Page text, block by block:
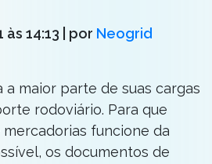
14:13 | por Neogrid
a maior parte de suas cargas
rodoviário. Para que
funcione da
os documentos de